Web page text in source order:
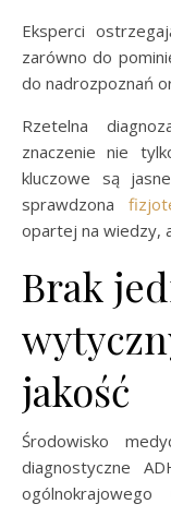
Eksperci
zarówno do
do nadrozpoznań
Rzetelna
znaczenie nie
kluczowe są
sprawdzona
opartej na wiedzy,
Brak
jakość
Środowisko
diagnostyczne
ogólnokrajowego